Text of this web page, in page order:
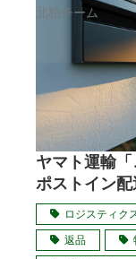
北柏チーム
ヤマト運輸
ポストイン
ロジスティク
返品